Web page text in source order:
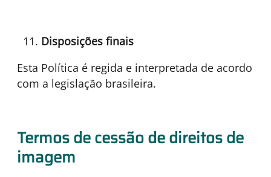
Disposições finais
Esta Política é regida e interpretada de acordo
com a legislação brasileira.
Termos de cessão de direitos de
imagem